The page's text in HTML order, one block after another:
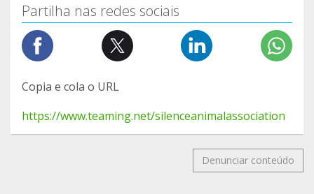
Partilha nas redes sociais
Copia e cola o URL
https://www.teaming.net/silenceanimalassociation
Denunciar conteúdo